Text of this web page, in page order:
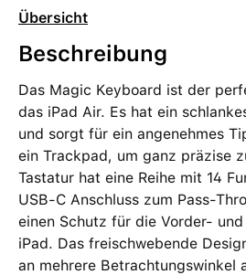
Übersicht
Beschreibung
Das Magic Keyboard ist der
das iPad Air. Es hat ein
und sorgt für ein angenehmes
ein Trackpad, um ganz präzise
Tastatur hat eine Reihe mit 14
USB‑C Anschluss zum
einen Schutz für die Vorder‑
iPad. Das frei­schwebende
an mehrere Betrachtungs­winkel